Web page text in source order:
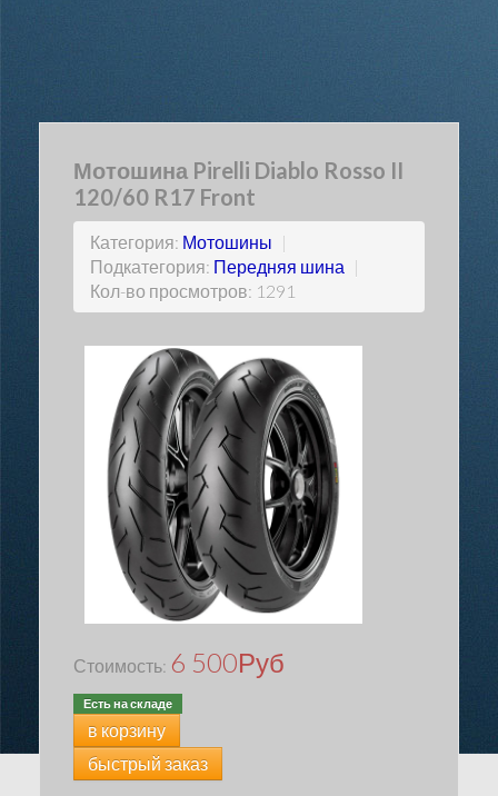
Мотошина Pirelli Diablo Rosso II
120/60 R17 Front
Категория: Мотошины |
Подкатегория: Передняя шина |
Кол-во просмотров: 1291
Стоимость: 6 500Руб
Есть на складе
в корзину
быстрый заказ